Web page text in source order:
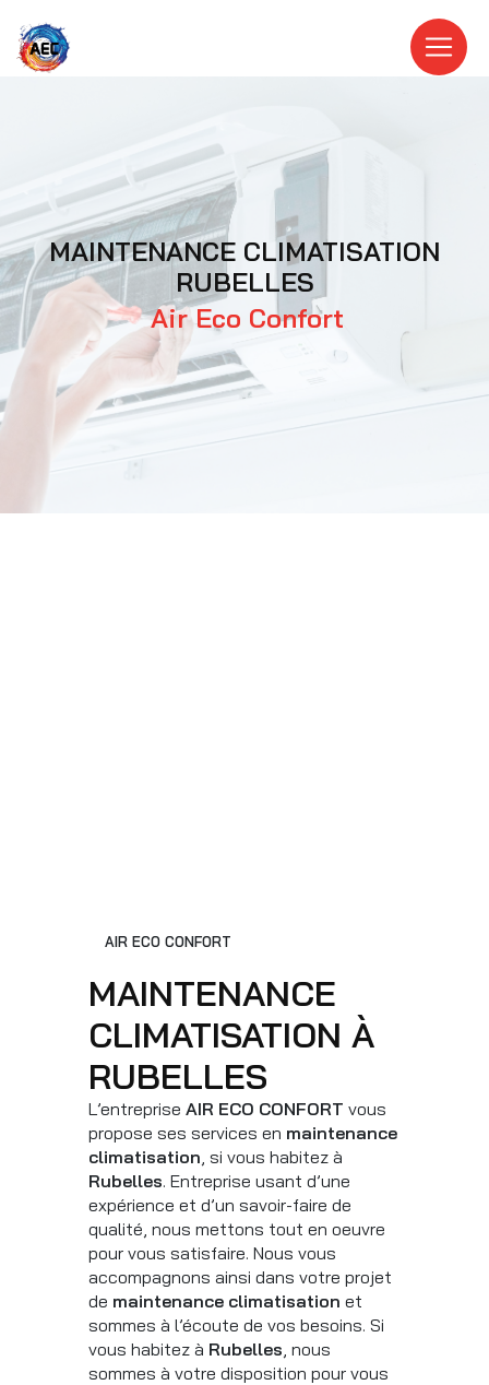
MAINTENANCE CLIMATISATION
RUBELLES
Air Eco Confort
AIR ECO CONFORT
MAINTENANCE
CLIMATISATION À
RUBELLES
L’entreprise AIR ECO CONFORT vous
propose ses services en maintenance
climatisation, si vous habitez à
Rubelles. Entreprise usant d’une
expérience et d’un savoir-faire de
qualité, nous mettons tout en oeuvre
pour vous satisfaire. Nous vous
accompagnons ainsi dans votre projet
de maintenance climatisation et
sommes à l’écoute de vos besoins. Si
vous habitez à Rubelles, nous
sommes à votre disposition pour vous